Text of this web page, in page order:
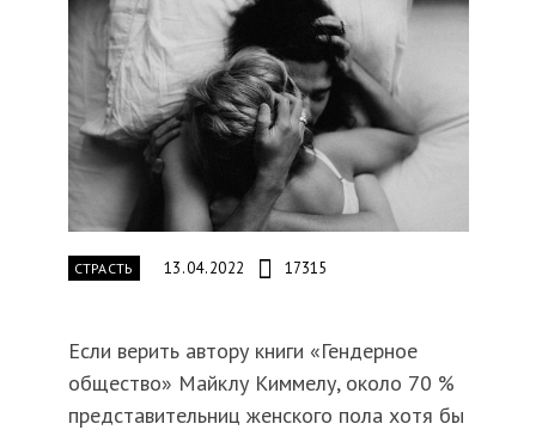
СТРАСТЬ 13.04.2022 17315
Если верить автору книги «Гендерное
общество» Майклу Киммелу, около 70 %
представительниц женского пола хотя бы